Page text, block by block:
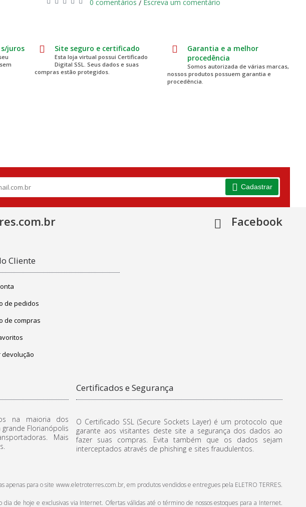
0 comentários / Escreva um comentário
juros Site seguro e certificado
Esta loja virtual possui Certificado
Digital SSL. Seus dados e suas
compras estão protegidos.
Garantia e a melhor
procedência
Somos autorizada de várias marcas,
nossos produtos possuem garantia e
procedência.
Cadastrar
Facebook
Cliente
de pedidos
de compras
devolução
na maioria dos
Florianópolis
Mais
Certificados e Segurança
O Certificado SSL (Secure Sockets Layer) é um protocolo que
garante aos visitantes deste site a segurança dos dados ao
fazer suas compras. Evita também que os dados sejam
interceptados através de phishing e sites fraudulentos.
apenas para o site www.eletroterres.com.br, em produtos vendidos e entregues pela ELETRO TERRES.
de hoje e exclusivas via Internet. Ofertas válidas até o término de nossos estoques para a Internet.